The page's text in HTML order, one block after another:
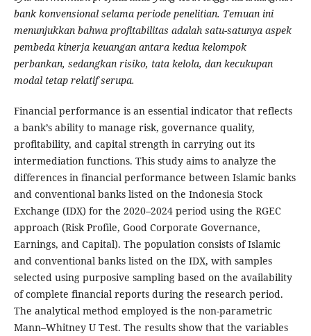
bank konvensional selama periode penelitian. Temuan ini
menunjukkan bahwa profitabilitas adalah satu-satunya aspek
pembeda kinerja keuangan antara kedua kelompok
perbankan, sedangkan risiko, tata kelola, dan kecukupan
modal tetap relatif serupa.
Financial performance is an essential indicator that reflects
a bank’s ability to manage risk, governance quality,
profitability, and capital strength in carrying out its
intermediation functions. This study aims to analyze the
differences in financial performance between Islamic banks
and conventional banks listed on the Indonesia Stock
Exchange (IDX) for the 2020–2024 period using the RGEC
approach (Risk Profile, Good Corporate Governance,
Earnings, and Capital). The population consists of Islamic
and conventional banks listed on the IDX, with samples
selected using purposive sampling based on the availability
of complete financial reports during the research period.
The analytical method employed is the non-parametric
Mann–Whitney U Test. The results show that the variables